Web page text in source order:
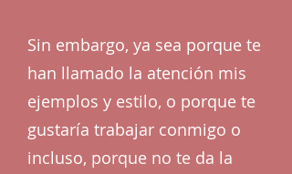
Sin embargo, ya sea porque te
han llamado la atención mis
ejemplos y estilo, o porque te
gustaría trabajar conmigo o
incluso, porque no te da la